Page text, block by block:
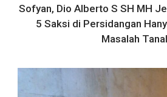
Sofyan, Dio Alberto S SH MH
5 Saksi di Persidangan
Masalah